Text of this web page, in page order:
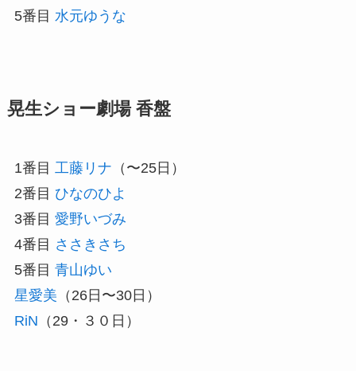
5番目 水元ゆうな
晃生ショー劇場 香盤
1番目 工藤リナ （〜25日）
2番目 ひなのひよ
3番目 愛野いづみ
4番目 ささきさち
5番目 青山ゆい
星愛美 （26日〜30日）
RiN （29・３０日）